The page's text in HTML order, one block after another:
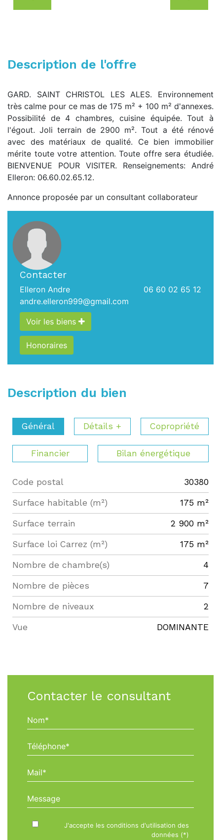
Description de l'offre
GARD. SAINT CHRISTOL LES ALES. Environnement
très calme pour ce mas de 175 m² + 100 m² d'annexes.
Possibilité de 4 chambres, cuisine équipée. Tout à
l'égout. Joli terrain de 2900 m². Tout a été rénové
avec des matériaux de qualité. Ce bien immobilier
mérite toute votre attention. Toute offre sera étudiée.
BIENVENUE POUR VISITER. Renseignements: André
Elleron: 06.60.02.65.12.
Annonce proposée par un consultant collaborateur
Contacter
Elleron Andre
06 60 02 65 12
andre.elleron999@gmail.com
Voir les biens
Honoraires
Description du bien
Général Détails + Copropriété
Financier Bilan énergétique
Label Value
Code postal 30380
Surface habitable (m²) 175 m²
surface terrain 2 900 m²
Surface loi Carrez (m²) 175 m²
Nombre de chambre(s) 4
Nombre de pièces 7
Nombre de niveaux 2
Vue DOMINANTE
Contacter le consultant
Nom*
Téléphone*
Mail*
Message
J'accepte les conditions d'utilisation des
données (*)